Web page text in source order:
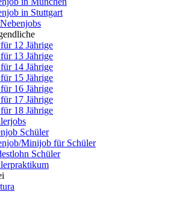
in Stuttgart
12 Jährige
13 Jährige
14 Jährige
15 Jährige
16 Jährige
17 Jährige
18 Jährige
Schüler
Minijob für Schüler
Schüler